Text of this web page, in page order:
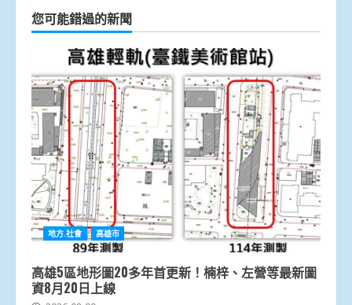
您可能錯過的新聞
地方.社會 高雄市
高雄5區地形圖20多年首更新！楠梓、左營等最新圖
資8月20日上線